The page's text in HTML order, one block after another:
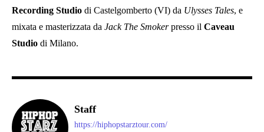
Recording Studio di Castelgomberto (VI) da Ulysses Tales, e
mixata e masterizzata da Jack The Smokerpresso il Caveau
Studio di Milano.
Staff
https://hiphopstarztour.com/